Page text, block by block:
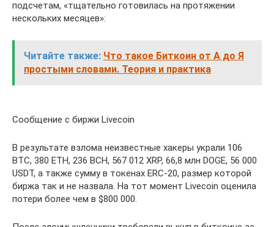
подсчетам, «тщательно готовилась на протяжении
нескольких месяцев»:
Читайте также: Что такое Биткоин от А до Я
простыми словами. Теория и практика
Сообщение с биржи Livecoin
В результате взлома неизвестные хакеры украли 106
BTC, 380 ETH, 236 BCH, 567 012 XRP, 66,8 млн DOGE, 56 000
USDT, а также сумму в токенах ERC-20, размер которой
биржа так и не назвала. На тот момент Livecoin оценила
потери более чем в $800 000.